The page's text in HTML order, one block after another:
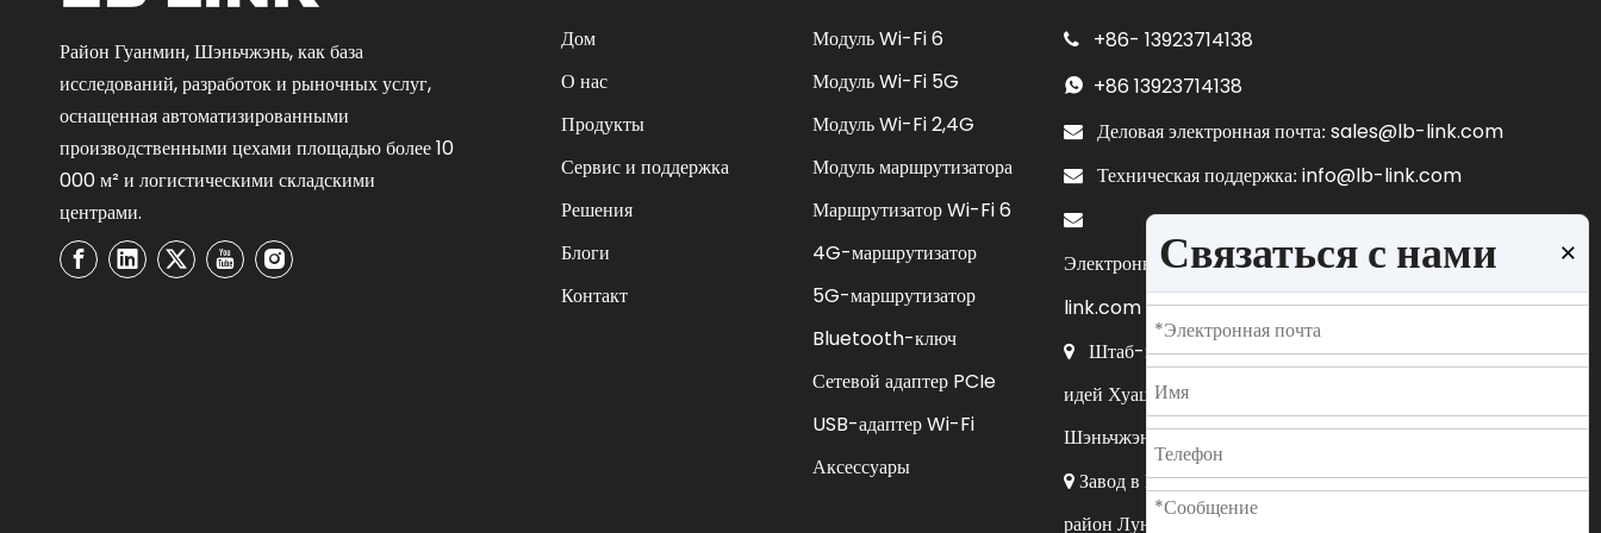
Район Гуанмин, Шэньчжэнь, как база
исследований, разработок и рыночных услуг,
оснащенная автоматизированными
производственными цехами площадью более 10
000 м² и логистическими складскими
центрами.
Дом
О нас
Продукты
Сервис и поддержка
Решения
Блоги
Контакт
Связаться с нами ×
Модуль Wi-Fi 6
Модуль Wi-Fi 5G
Модуль Wi-Fi 2,4G
Модуль маршрутизатора
Маршрутизатор Wi-Fi 6
4G-маршрутизатор
5G-маршрутизатор
Bluetooth-ключ
Сетевой адаптер PCIe
USB-адаптер Wi-Fi
Аксессуары
 +86- 13923714138
 +86 13923714138
 Деловая электронная почта: sales@lb-link.com
 Техническая поддержка: info@lb-link.com

Электронная почта для жалоб:пожаловаться@lb-
link.com
 Штаб-квартира в Шэньчжэне: 10-11/F, корпус A1, парк
идей Хуацян, улица Гуангуан, новый район Гуанмин,
Шэньчжэнь, провинция Гуандун, Китай.
Завод в Шэньчжэне: 5F, корпус C, улица Дафу № 32,
район Лунхуа, Шэньчжэнь, провинция Гуандун, Китай.